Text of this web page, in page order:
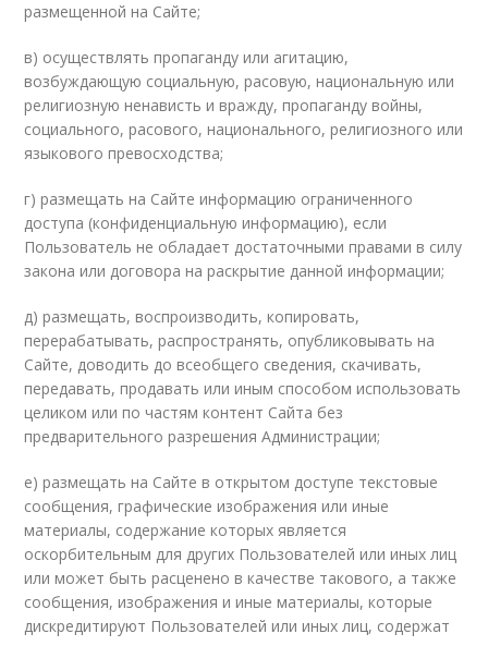
размещенной на Сайте;
в) осуществлять пропаганду или агитацию,
возбуждающую социальную, расовую, национальную или
религиозную ненависть и вражду, пропаганду войны,
социального, расового, национального, религиозного или
языкового превосходства;
г) размещать на Сайте информацию ограниченного
доступа (конфиденциальную информацию), если
Пользователь не обладает достаточными правами в силу
закона или договора на раскрытие данной информации;
д) размещать, воспроизводить, копировать,
перерабатывать, распространять, опубликовывать на
Сайте, доводить до всеобщего сведения, скачивать,
передавать, продавать или иным способом использовать
целиком или по частям контент Сайта без
предварительного разрешения Администрации;
е) размещать на Сайте в открытом доступе текстовые
сообщения, графические изображения или иные
материалы, содержание которых является
оскорбительным для других Пользователей или иных лиц
или может быть расценено в качестве такового, а также
сообщения, изображения и иные материалы, которые
дискредитируют Пользователей или иных лиц, содержат